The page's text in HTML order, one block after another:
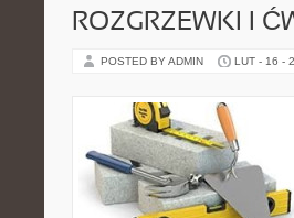
ROZGRZEWKI I
POSTED BY ADMIN LUT - 16 -